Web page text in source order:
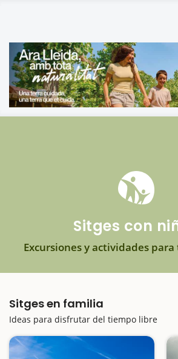
Sitges con
Excursiones y actividades
Sitges en familia
Ideas para disfrutar del tiempo libre